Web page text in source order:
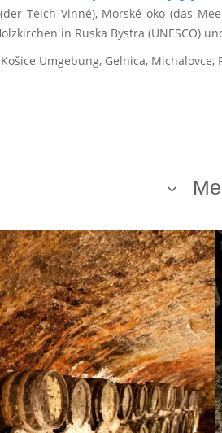
Teich Vinné), Morské oko (das
in Ruska Bystra (UNESCO)
Umgebung, Gelnica,